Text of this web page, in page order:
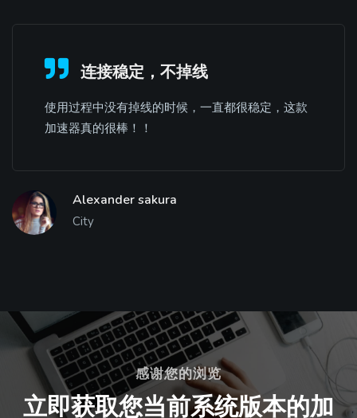
连接稳定，不掉线
使用过程中没有掉线的时候，一直都很稳定，这款
加速器真的很棒！！
Alexander sakura
City
感谢您的浏览
立即获取您当前系统版本的加